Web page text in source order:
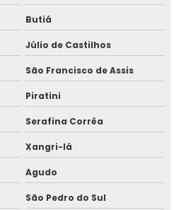
Butiá
Júlio de Castilhos
São Francisco de Assis
Piratini
Serafina Corrêa
Xangri-lá
Agudo
São Pedro do Sul